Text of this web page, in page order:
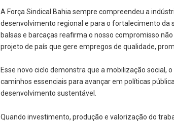
A Força Sindical Bahia sempre compreendeu a
desenvolvimento regional e para o fortalecimento da
balsas e barcaças reafirma o nosso compromisso
projeto de país que gere empregos de qualidade,
Esse novo ciclo demonstra que a mobilização social,
caminhos essenciais para avançar em políticas
desenvolvimento sustentável.
Quando investimento, produção e valorização do